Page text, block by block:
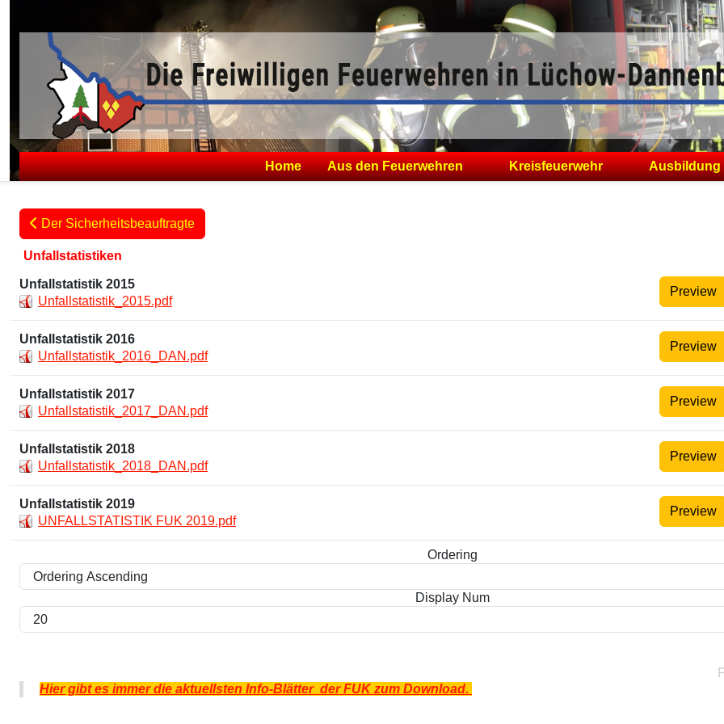
Home Aus den Feuerwehren Kreisfeuerwehr Ausbildung
Der Sicherheitsbeauftragte
Unfallstatistiken
Unfallstatistik 2015
Unfallstatistik_2015.pdf
Preview
Unfallstatistik 2016
Unfallstatistik_2016_DAN.pdf
Preview
Unfallstatistik 2017
Unfallstatistik_2017_DAN.pdf
Preview
Unfallstatistik 2018
Unfallstatistik_2018_DAN.pdf
Preview
Unfallstatistik 2019
UNFALLSTATISTIK FUK 2019.pdf
Preview
Ordering
Display Num
Hier gibt es immer die aktuellsten Info-Blätter der FUK zum Download.